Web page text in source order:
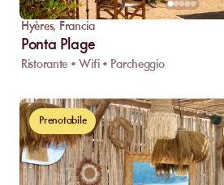
Hyères, Francia
Ponta Plage
Ristorante • Wifi • Parcheggio
Prenotabile